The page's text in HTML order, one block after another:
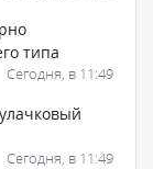
типа
Сегодня, в 11:49
Сегодня, в 11:49